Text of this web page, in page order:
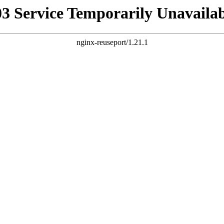
Service Temporarily
nginx-reuseport/1.21.1